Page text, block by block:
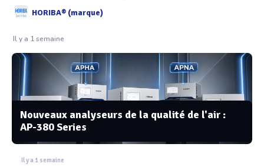
HORIBA® (marque)
Il y a 1 semaine
Nouveaux analyseurs de la qualité de l'air :
AP-380 Series
Il y a 1 semaine